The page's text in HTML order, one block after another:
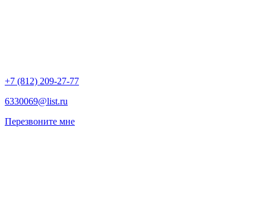
+7 (812) 209-27-77
6330069@list.ru
Перезвоните мне